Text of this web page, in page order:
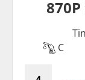
870P
C